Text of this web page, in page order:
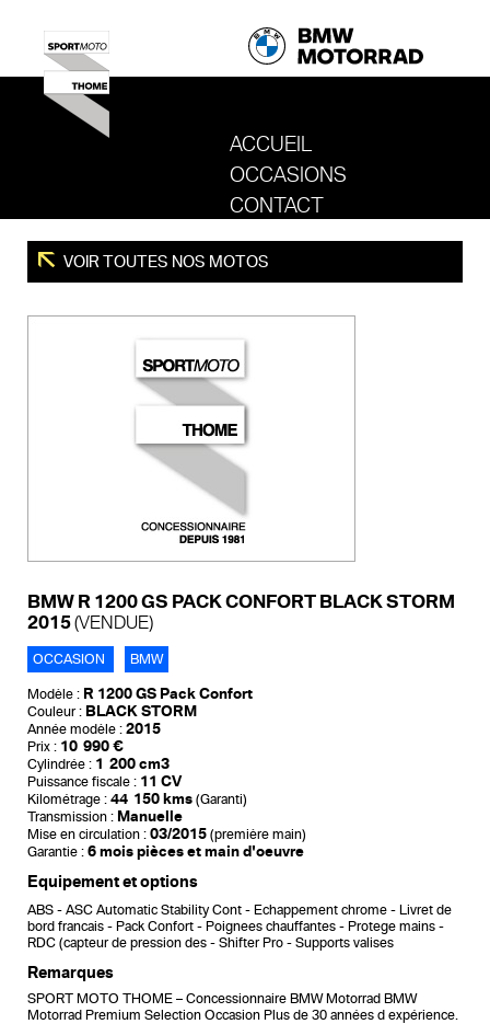
ACCUEIL
REVENIR AU SITE DE SPORT MOTO
OCCASIONS
CONTACT
VOIR TOUTES NOS MOTOS
BMW R 1200 GS PACK CONFORT BLACK STORM
2015(VENDUE)
OCCASION BMW
Modèle : R 1200 GS Pack Confort
Couleur : BLACK STORM
Année modèle : 2015
Prix : 10 990 €
Cylindrée : 1 200 cm3
Puissance fiscale : 11 CV
Kilométrage : 44 150 kms (Garanti)
Transmission : Manuelle
Mise en circulation : 03/2015 (première main)
Garantie : 6 mois pièces et main d'oeuvre
Equipement et options
ABS ASC Automatic Stability Cont Echappement chrome
Livret de
bord francais
Pack Confort Poignees chauffantes
Protege mains
RDC (capteur de pression des
Shifter Pro Supports valises
Remarques
SPORT MOTO THOME – Concessionnaire BMW Motorrad BMW
Motorrad Premium Selection Occasion Plus de 30 années d expérience.